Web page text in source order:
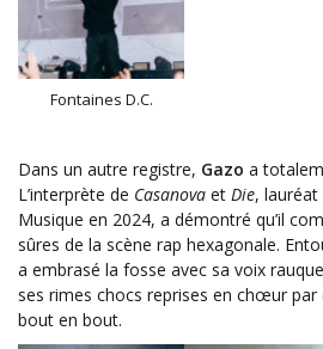
Fontaines D.C.
Dans un autre registre, Gazo a
L’interprète de Casanova et Die, lauréat
Musique en 2024, a démontré qu’il
sûres de la scène rap hexagonale.
a embrasé la fosse avec sa voix
ses rimes chocs reprises en chœur par
bout en bout.